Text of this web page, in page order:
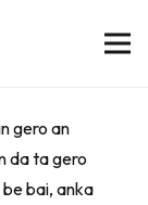
gero an
da ta gero
bai, anka